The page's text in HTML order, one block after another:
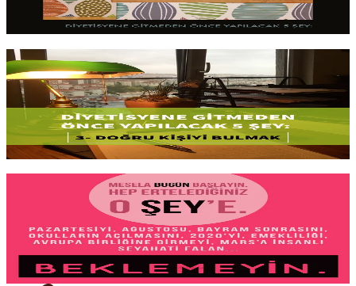
9 dk okuma
Doğru Kişiyi Bulmak?
Ünlü isimler değil, sizigerçekten dinleyen biri. Uzmanlık alanı,
yaklaşım tarzı vekişisel uyum, doğru diyetisyeni bulmada sosyal
medya popülerliğinden çok daha önemlidir. Nelere bakmalısınız?
Yazıyı oku 2 dk okuma
Pazartesiyi, bayramı,doğum gününübekliyorsunuz. En iyi an her
zamanbiraz sonra geliyorgibi hissettiriyor. Sağlıklı alışkanlıklara
başlamak için gerçektenmükemmel bir zamanvar mı?
Yazıyı oku 1 dk okuma